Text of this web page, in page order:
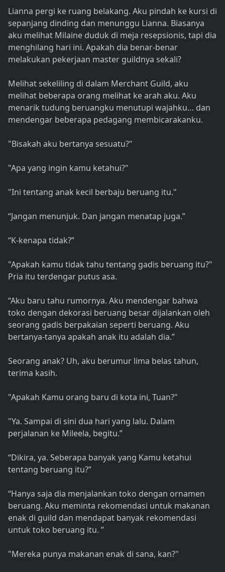
Lianna pergi ke ruang belakang. Aku pindah ke kursi di
sepanjang dinding dan menunggu Lianna. Biasanya
aku melihat Milaine duduk di meja resepsionis, tapi dia
menghilang hari ini. Apakah dia benar-benar
melakukan pekerjaan master guildnya sekali?
Melihat sekeliling di dalam Merchant Guild, aku
melihat beberapa orang melihat ke arah aku. Aku
menarik tudung beruangku menutupi wajahku… dan
mendengar beberapa pedagang membicarakanku.
"Bisakah aku bertanya sesuatu?"
"Apa yang ingin kamu ketahui?"
"Ini tentang anak kecil berbaju beruang itu."
“Jangan menunjuk. Dan jangan menatap juga.”
“K-kenapa tidak?”
"Apakah kamu tidak tahu tentang gadis beruang itu?"
Pria itu terdengar putus asa.
“Aku baru tahu rumornya. Aku mendengar bahwa
toko dengan dekorasi beruang besar dijalankan oleh
seorang gadis berpakaian seperti beruang. Aku
bertanya-tanya apakah anak itu adalah dia.”
Seorang anak? Uh, aku berumur lima belas tahun,
terima kasih.
"Apakah Kamu orang baru di kota ini, Tuan?"
"Ya. Sampai di sini dua hari yang lalu. Dalam
perjalanan ke Mileela, begitu.”
“Dikira, ya. Seberapa banyak yang Kamu ketahui
tentang beruang itu?”
“Hanya saja dia menjalankan toko dengan ornamen
beruang. Aku meminta rekomendasi untuk makanan
enak di guild dan mendapat banyak rekomendasi
untuk toko beruang itu. ”
"Mereka punya makanan enak di sana, kan?"